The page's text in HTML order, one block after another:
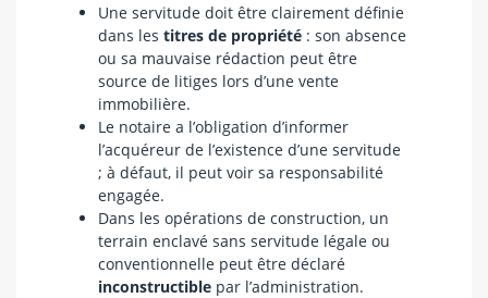
Une servitude doit être clairement définie
dans les titres de propriété : son absence
ou sa mauvaise rédaction peut être
source de litiges lors d’une vente
immobilière.
Le notaire a l’obligation d’informer
l’acquéreur de l’existence d’une servitude
; à défaut, il peut voir sa responsabilité
engagée.
Dans les opérations de construction, un
terrain enclavé sans servitude légale ou
conventionnelle peut être déclaré
inconstructible par l’administration.